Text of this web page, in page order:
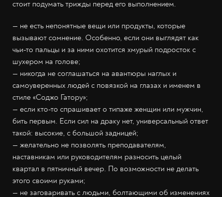
стоит подумать трижды перед его выполнением.
— не есть непонятные вещи или продукты, которые
вызывают сомнение. Особенно, если они выглядят как
чьи-то пальцы и за ними охотится хмурый подросток с
шухером на голове;
— никогда не соглашаться на авантюры наглых и
самоуверенных людей с повязкой на глазах и именем в
стиле «Соджо Гатору»;
— если кто-то спрашивает о типаже женщин или мужчин,
бить первым. Если сил на драку нет, универсальный ответ
такой: высокие, с большой задницей;
— желательно не позволять преподавателям,
наставникам или руководителям разносить целый
квартал в пятничный вечер. По возможности не делать
этого своими руками;
— не заговаривать с людьми, болтающими об изменениях